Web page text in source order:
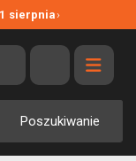
sierpnia›
Poszukiwanie